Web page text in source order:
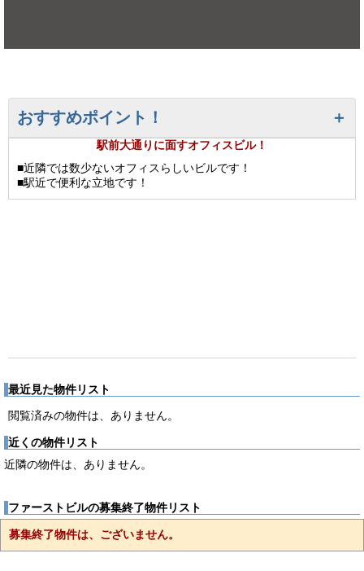
おすすめポイント！
駅前大通りに面すオフィスビル！
■近隣では数少ないオフィスらしいビルです！
■駅近で便利な立地です！
最近見た物件リスト
閲覧済みの物件は、ありません。
近くの物件リスト
近隣の物件は、ありません。
ファーストビルの募集終了物件リスト
募集終了物件は、ございません。